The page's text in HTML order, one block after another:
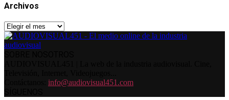
Archivos
Archivos
info@audiovisual451.com